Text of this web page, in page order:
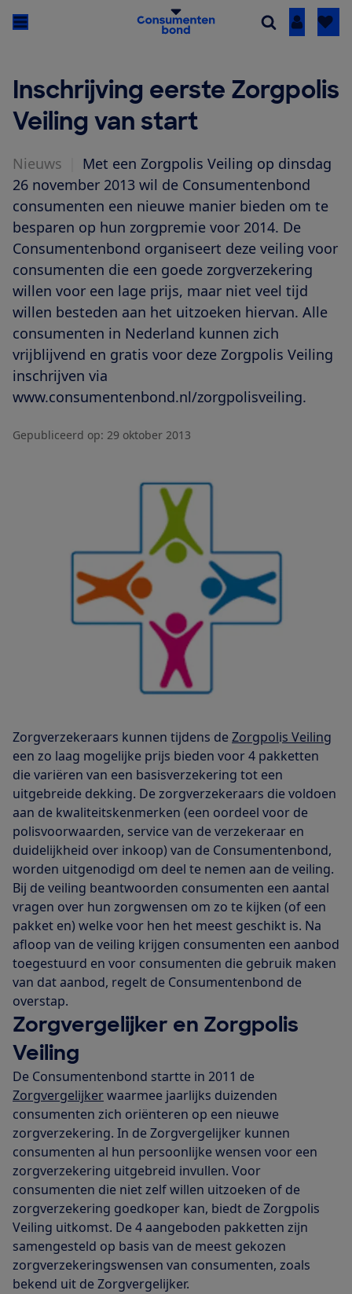
Inloggen
Inschrijving eerste Zorgpolis
Veiling van start
Nieuws
Met een Zorgpolis Veiling op dinsdag
26 november 2013 wil de Consumentenbond
consumenten een nieuwe manier bieden om te
besparen op hun zorgpremie voor 2014. De
Consumentenbond organiseert deze veiling voor
consumenten die een goede zorgverzekering
willen voor een lage prijs, maar niet veel tijd
willen besteden aan het uitzoeken hiervan. Alle
consumenten in Nederland kunnen zich
vrijblijvend en gratis voor deze Zorgpolis Veiling
inschrijven via
www.consumentenbond.nl/zorgpolisveiling.
Gepubliceerd op: 29 oktober 2013
Zorgverzekeraars kunnen tijdens deZorgpolis Veiling
een zo laag mogelijke prijs bieden voor 4 pakketten
die variëren van een basisverzekering tot een
uitgebreide dekking. De zorgverzekeraars die voldoen
aan de kwaliteitskenmerken (een oordeel voor de
polisvoorwaarden, service van de verzekeraar en
duidelijkheid over inkoop) van de Consumentenbond,
worden uitgenodigd om deel te nemen aan de veiling.
Bij de veiling beantwoorden consumenten een aantal
vragen over hun zorgwensen om zo te kijken (of een
pakket en) welke voor hen het meest geschikt is. Na
afloop van de veiling krijgen consumenten een aanbod
toegestuurd en voor consumenten die gebruik maken
van dat aanbod, regelt de Consumentenbond de
overstap.
Zorgvergelijker en Zorgpolis
Veiling
De Consumentenbond startte in 2011 de
Zorgvergelijkerwaarmee jaarlijks duizenden
consumenten zich oriënteren op een nieuwe
zorgverzekering. In de Zorgvergelijker kunnen
consumenten al hun persoonlijke wensen voor een
zorgverzekering uitgebreid invullen. Voor
consumenten die niet zelf willen uitzoeken of de
zorgverzekering goedkoper kan, biedt de Zorgpolis
Veiling uitkomst. De 4 aangeboden pakketten zijn
samengesteld op basis van de meest gekozen
zorgverzekeringswensen van consumenten, zoals
bekend uit de Zorgvergelijker.